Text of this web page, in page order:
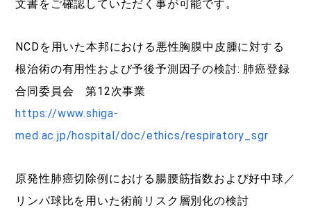
文書をご確認していただく事が可能です。
NCDを用いた本邦における悪性胸膜中皮腫に対する
根治術の有用性および予後予測因子の検討: 肺癌登録
合同委員会 第12次事業
https://www.shiga-
med.ac.jp/hospital/doc/ethics/respiratory_sgr
原発性肺癌切除例における腸腰筋指数および好中球／
リンパ球比を用いた術前リスク層別化の検討